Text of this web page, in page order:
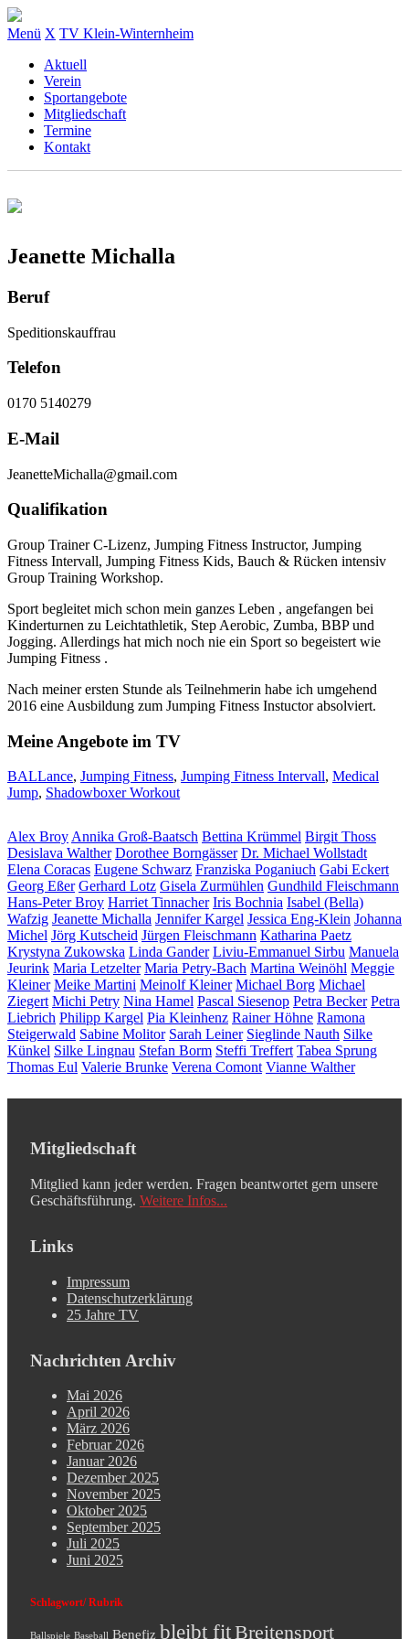
Menü X TV Klein-Winternheim
Aktuell
Verein
Sportangebote
Mitgliedschaft
Termine
Kontakt
Jeanette Michalla
Beruf
Speditionskauffrau
Telefon
0170 5140279
E-Mail
JeanetteMichalla@gmail.com
Qualifikation
Group Trainer C-Lizenz, Jumping Fitness Instructor, Jumping
Fitness Intervall, Jumping Fitness Kids, Bauch & Rücken intensiv
Group Training Workshop.
Sport begleitet mich schon mein ganzes Leben , angefangen bei
Kinderturnen zu Leichtathletik, Step Aerobic, Zumba, BBP und
Jogging. Allerdings hat mich noch nie ein Sport so begeistert wie
Jumping Fitness .
Nach meiner ersten Stunde als Teilnehmerin habe ich umgehend
2016 eine Ausbildung zum Jumping Fitness Instuctor absolviert.
Meine Angebote im TV
BALLance, Jumping Fitness, Jumping Fitness Intervall, Medical
Jump, Shadowboxer Workout
Alex Broy Annika Groß-Baatsch Bettina Krümmel Birgit Thoss
Desislava Walther Dorothee Borngässer Dr. Michael Wollstadt
Elena Coracas Eugene Schwarz Franziska Poganiuch Gabi Eckert
Georg Eßer Gerhard Lotz Gisela Zurmühlen Gundhild Fleischmann
Hans-Peter Broy Harriet Tinnacher Iris Bochnia Isabel (Bella)
Wafzig Jeanette Michalla Jennifer Kargel Jessica Eng-Klein Johanna
Michel Jörg Kutscheid Jürgen Fleischmann Katharina Paetz
Krystyna Zukowska Linda Gander Liviu-Emmanuel Sirbu Manuela
Jeurink Maria Letzelter Maria Petry-Bach Martina Weinöhl Meggie
Kleiner Meike Martini Meinolf Kleiner Michael Borg Michael
Ziegert Michi Petry Nina Hamel Pascal Siesenop Petra Becker Petra
Liebrich Philipp Kargel Pia Kleinhenz Rainer Höhne Ramona
Steigerwald Sabine Molitor Sarah Leiner Sieglinde Nauth Silke
Künkel Silke Lingnau Stefan Borm Steffi Treffert Tabea Sprung
Thomas Eul Valerie Brunke Verena Comont Vianne Walther
Mitgliedschaft
Mitglied kann jeder werden. Fragen beantwortet gern unsere
Geschäftsführung. Weitere Infos...
Links
Impressum
Datenschutzerklärung
25 Jahre TV
Nachrichten Archiv
Mai 2026
April 2026
März 2026
Februar 2026
Januar 2026
Dezember 2025
November 2025
Oktober 2025
September 2025
Juli 2025
Juni 2025
Schlagwort/ Rubrik
Ballspiele Baseball Benefiz bleibt fitBreitensport